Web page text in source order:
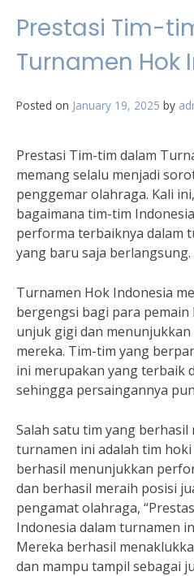
Prestasi Tim-
Turnamen Hok
Posted on January 19, 2025 by
Prestasi Tim-tim dalam
memang selalu menjadi
penggemar olahraga. Kali
bagaimana tim-tim
performa terbaiknya dalam
yang baru saja berlangsung.
Turnamen Hok Indonesia
bergengsi bagi para
unjuk gigi dan
mereka. Tim-tim yang
ini merupakan yang terbaik
sehingga persaingannya
Salah satu tim yang
turnamen ini adalah tim
berhasil menunjukkan
dan berhasil meraih posisi
pengamat olahraga,
Indonesia dalam turnamen
Mereka berhasil
dan mampu tampil sebagai